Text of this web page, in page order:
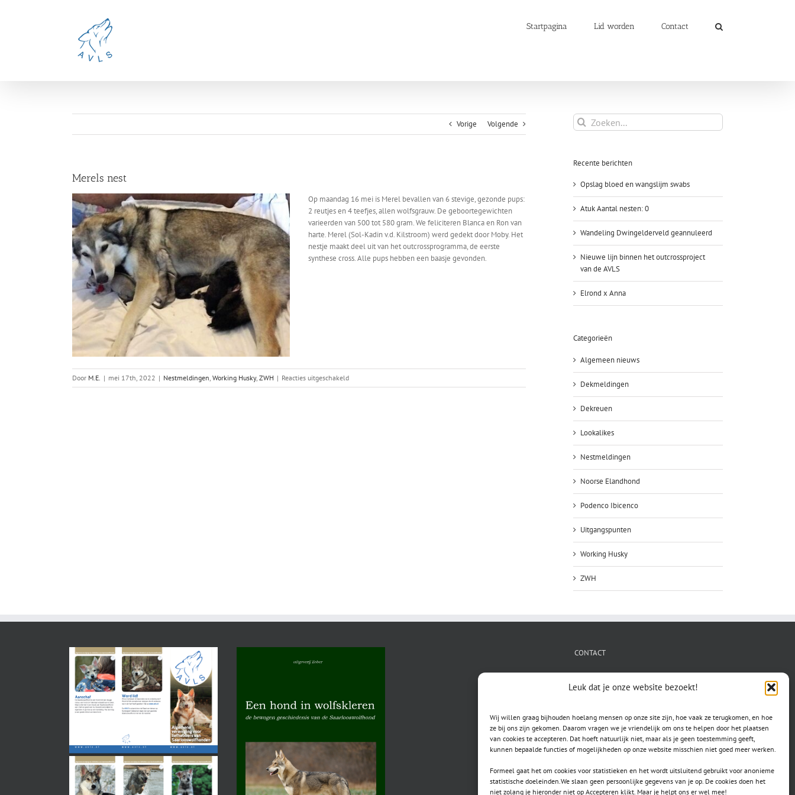
Leuk dat je onze website bezoekt!
Wij willen graag bijhouden hoelang mensen op onze site zijn, hoe vaak ze terugkomen, en hoe
ze bij ons zijn gekomen. Daarom vragen we je vriendelijk om ons te helpen door het plaatsen
van cookies te accepteren. Dat hoeft natuurlijk niet, maar als je geen toestemming geeft,
kunnen bepaalde functies of mogelijkheden op onze website misschien niet goed meer werken.
Formeel gaat het om cookies voor statistieken en het wordt uitsluitend gebruikt voor anonieme
statistische doeleinden.We slaan geen persoonlijke gegevens van je op. De cookies doen het
niet zolang je hieronder niet op Accepteren klikt. Maar je helpt ons er wel mee!
Startpagina Lid worden Contact
Vorige Volgende
Merels nest
Op maandag 16 mei is Merel bevallen van 6 stevige, gezonde pups:
2 reutjes en 4 teefjes, allen wolfsgrauw. De geboortegewichten
varieerden van 500 tot 580 gram. We feliciteren Blanca en Ron van
harte. Merel (Sol-Kadin v.d. Kilstroom) werd gedekt door Moby. Het
nestje maakt deel uit van het outcrossprogramma, de eerste
synthese cross. Alle pups hebben een baasje gevonden.
Door M.E. | mei 17th, 2022 | Nestmeldingen, Working Husky, ZWH | Reacties uitgeschakeldvoor
Merels
Zoeken
naar:
Recente berichten
Opslag bloed en wangslijm swabs
Atuk Aantal nesten: 0
Wandeling Dwingelderveld geannuleerd
Nieuwe lijn binnen het outcrossproject
van de AVLS
Elrond x Anna
Categorieën
Algemeen nieuws
Dekmeldingen
Dekreuen
Lookalikes
Nestmeldingen
Noorse Elandhond
Podenco Ibicenco
Uitgangspunten
Working Husky
ZWH
CONTACT